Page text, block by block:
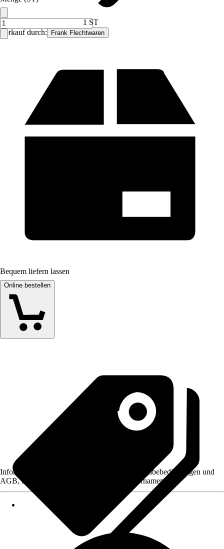
Verkauf durch: Frank Flechtwaren
1 ST
Bequem liefern lassen
Online bestellen
Informationen des Verkäufers, wie z. B. Rückgabebedingungen und
AGB, finden Sie bei Klick auf den Verkäufernamen.